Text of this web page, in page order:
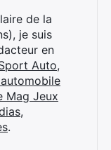
de la
je suis
en
Auto,
Mag Jeux
.